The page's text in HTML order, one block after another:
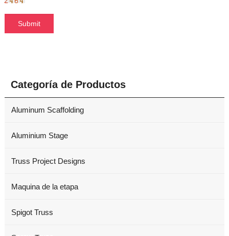
Categoría de Productos
Aluminum Scaffolding
Aluminium Stage
Truss Project Designs
Maquina de la etapa
Spigot Truss